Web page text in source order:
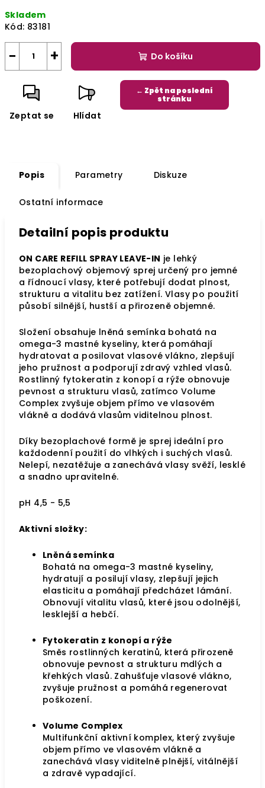
Skladem
Kód: 83181
+
− Do košíku
Zeptat se Hlídat
← Zpět na poslední
stránku
Popis Parametry Diskuze
Ostatní informace
Detailní popis produktu
ON CARE REFILL SPRAY LEAVE-IN je lehký
bezoplachový objemový sprej určený pro jemné
a řídnoucí vlasy, které potřebují dodat plnost,
strukturu a vitalitu bez zatížení. Vlasy po použití
působí silnější, hustší a přirozeně objemné.
Složení obsahuje lněná semínka bohatá na
omega-3 mastné kyseliny, která pomáhají
hydratovat a posilovat vlasové vlákno, zlepšují
jeho pružnost a podporují zdravý vzhled vlasů.
Rostlinný fytokeratin z konopí a rýže obnovuje
pevnost a strukturu vlasů, zatímco Volume
Complex zvyšuje objem přímo ve vlasovém
vlákně a dodává vlasům viditelnou plnost.
Díky bezoplachové formě je sprej ideální pro
každodenní použití do vlhkých i suchých vlasů.
Nelepí, nezatěžuje a zanechává vlasy svěží, lesklé
a snadno upravitelné.
pH 4,5 - 5,5
Aktivní složky:
Lněná semínka
Bohatá na omega-3 mastné kyseliny,
hydratují a posilují vlasy, zlepšují jejich
elasticitu a pomáhají předcházet lámání.
Obnovují vitalitu vlasů, které jsou odolnější,
lesklejší a hebčí.
Fytokeratin z konopí a rýže
Směs rostlinných keratinů, která přirozeně
obnovuje pevnost a strukturu mdlých a
křehkých vlasů. Zahušťuje vlasové vlákno,
zvyšuje pružnost a pomáhá regenerovat
poškození.
Volume Complex
Multifunkční aktivní komplex, který zvyšuje
objem přímo ve vlasovém vlákně a
zanechává vlasy viditelně plnější, vitálnější
a zdravě vypadající.